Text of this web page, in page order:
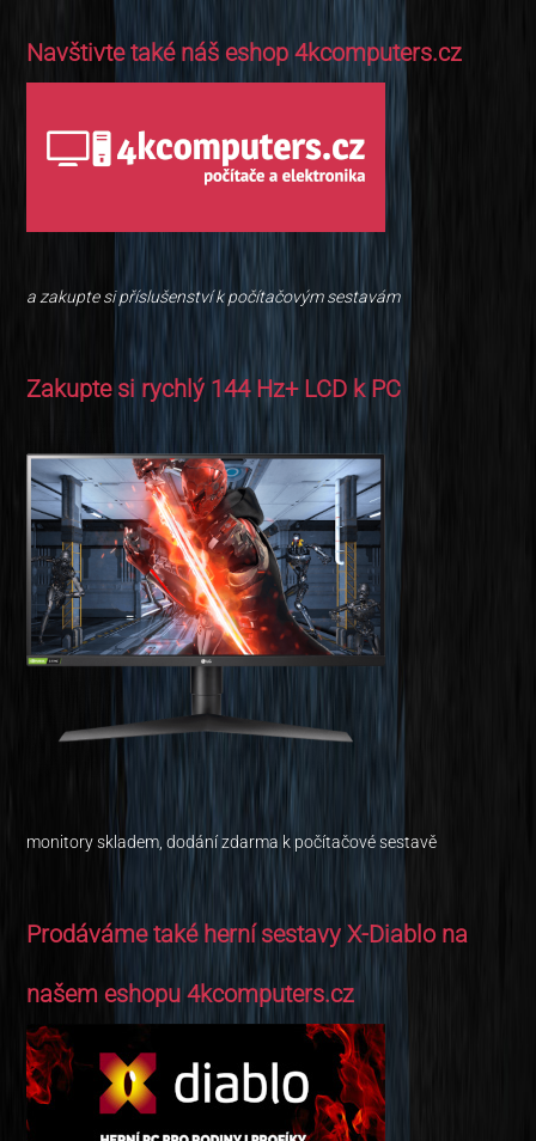
Navštivte také náš eshop 4kcomputers.cz
a zakupte si příslušenství k počítačovým sestavám
Zakupte si rychlý 144 Hz+ LCD k PC
monitory skladem, dodání zdarma k počítačové sestavě
Prodáváme také herní sestavy X-Diablo na
našem eshopu 4kcomputers.cz